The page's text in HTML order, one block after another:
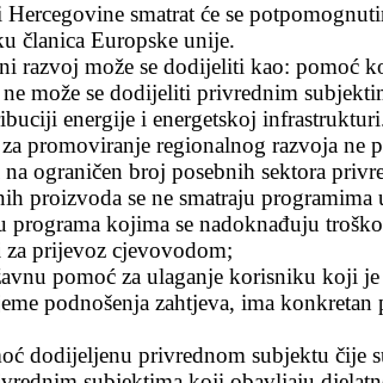
Hercegovine smatrat će se
članica Europske unije.
razvoj može se dodijeliti kao: pomoć
može se dodijeliti privrednim
energije i energetskoj
promoviranje regionalnog razvoja ne
ograničen broj posebnih sektora
proizvoda se ne smatraju programima
programa kojima se nadoknađuju
prijevoz cjevovodom;
pomoć za ulaganje korisniku koji
podnošenja zahtjeva, ima
ć dodijeljenu privrednom subjektu čije